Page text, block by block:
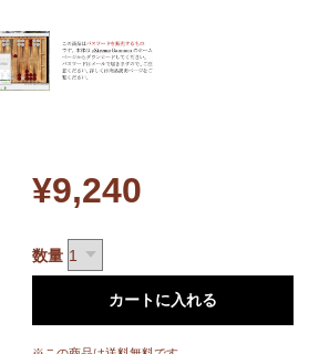
¥9,240
数量
カートに入れる